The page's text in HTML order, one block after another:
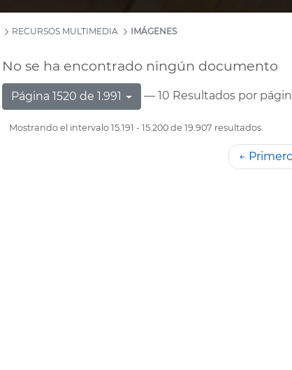
RECURSOS MULTIMEDIA IMÁGENES
No se ha encontrado ningún documento
Página 1520 de 1.991 — 10 Resultados por
Mostrando el intervalo 15.191 - 15.200 de 19.907 resultados.
←